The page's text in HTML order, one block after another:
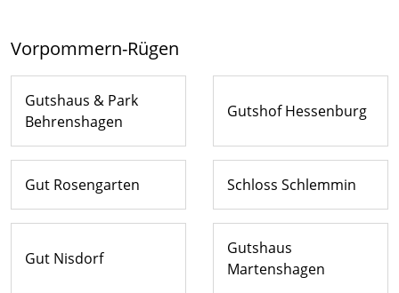
Vorpommern-Rügen
Gutshaus & Park
Behrenshagen
Gutshof Hessenburg
Gut Rosengarten Schloss Schlemmin
Gut Nisdorf
Gutshaus
Martenshagen